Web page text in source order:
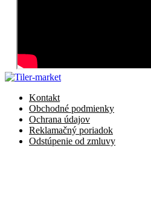
Kontakt
Obchodné podmienky
Ochrana údajov
Reklamačný poriadok
Odstúpenie od zmluvy